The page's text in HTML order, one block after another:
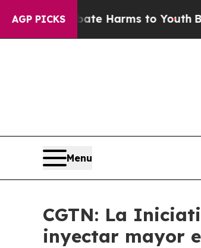
AGP PICKS
to Abate Harms to Youth Brazil
Menu
CGTN: La
inyectar mayor